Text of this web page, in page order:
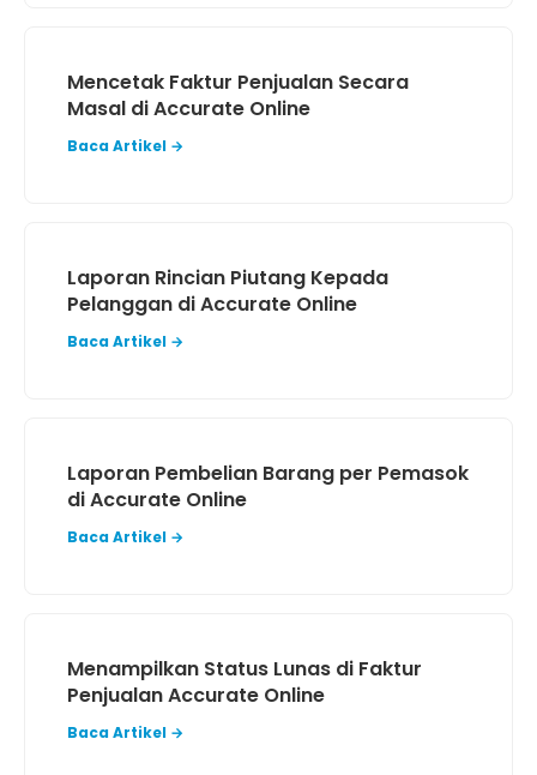
Mencetak Faktur Penjualan Secara
Masal di Accurate Online
Baca Artikel →
Laporan Rincian Piutang Kepada
Pelanggan di Accurate Online
Baca Artikel →
Laporan Pembelian Barang per Pemasok
di Accurate Online
Baca Artikel →
Menampilkan Status Lunas di Faktur
Penjualan Accurate Online
Baca Artikel →